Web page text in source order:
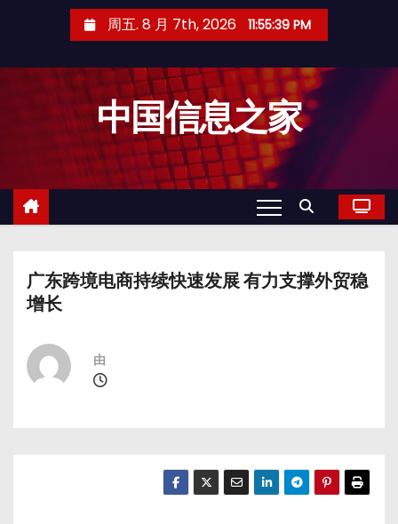
周五. 8 月 7th, 2026 11:55:39 PM
中国信息之家
广东跨境电商持续快速发展 有力支撑外贸稳
增长
由